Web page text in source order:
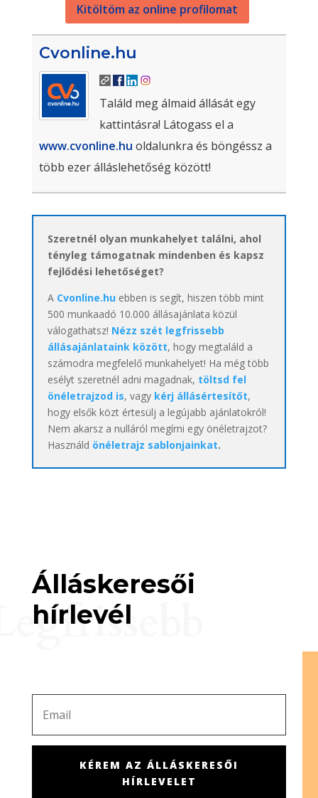
Kitöltöm az online profilomat
Cvonline.hu
Találd meg álmaid állását egy
kattintásra! Látogass el a
www.cvonline.hu oldalunkra és böngéssz a
több ezer álláslehetőség között!
Szeretnél olyan munkahelyet találni, ahol
tényleg támogatnak mindenben és kapsz
fejlődési lehetőséget?
A Cvonline.huebben is segít, hiszen több mint
500 munkaadó 10.000 állásajánlata közül
válogathatsz! Nézz szét legfrissebb
állásajánlataink között, hogy megtaláld a
számodra megfelelő munkahelyet! Ha még több
esélyt szeretnél adni magadnak, töltsd fel
önéletrajzod is, vagy kérj állásértesítőt,
hogy elsők közt értesülj a legújabb ajánlatokról!
Nem akarsz a nulláról megírni egy önéletrajzot?
Használd önéletrajz sablonjainkat.
Álláskeresői
hírlevél
KÉREM AZ ÁLLÁSKERESŐI
HÍRLEVELET